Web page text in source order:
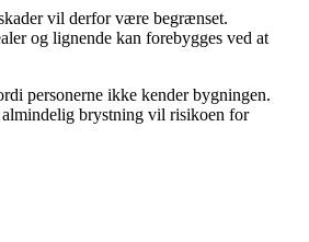
vil derfor være begrænset.
og lignende kan forebygges ved at
personerne ikke kender bygningen.
almindelig brystning vil risikoen for